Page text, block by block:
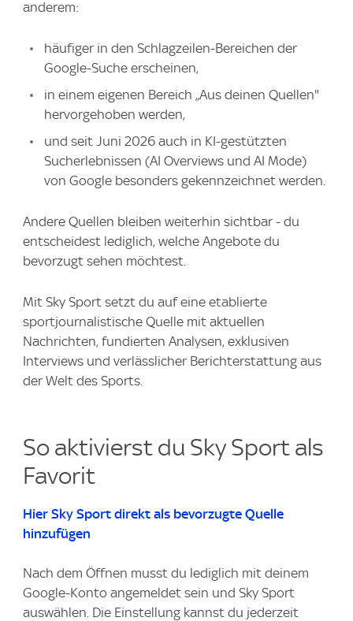
anderem:
häufiger in den Schlagzeilen-Bereichen der
Google-Suche erscheinen,
in einem eigenen Bereich „Aus deinen Quellen"
hervorgehoben werden,
und seit Juni 2026 auch in KI-gestützten
Sucherlebnissen (AI Overviews und AI Mode)
von Google besonders gekennzeichnet werden.
Andere Quellen bleiben weiterhin sichtbar - du
entscheidest lediglich, welche Angebote du
bevorzugt sehen möchtest.
Mit Sky Sport setzt du auf eine etablierte
sportjournalistische Quelle mit aktuellen
Nachrichten, fundierten Analysen, exklusiven
Interviews und verlässlicher Berichterstattung aus
der Welt des Sports.
So aktivierst du Sky Sport als
Favorit
Hier Sky Sport direkt als bevorzugte Quelle
hinzufügen
Nach dem Öffnen musst du lediglich mit deinem
Google-Konto angemeldet sein und Sky Sport
auswählen. Die Einstellung kannst du jederzeit